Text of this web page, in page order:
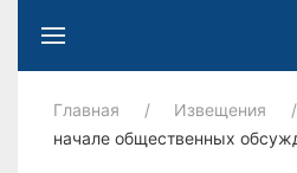
Главная Извещения
начале общественных